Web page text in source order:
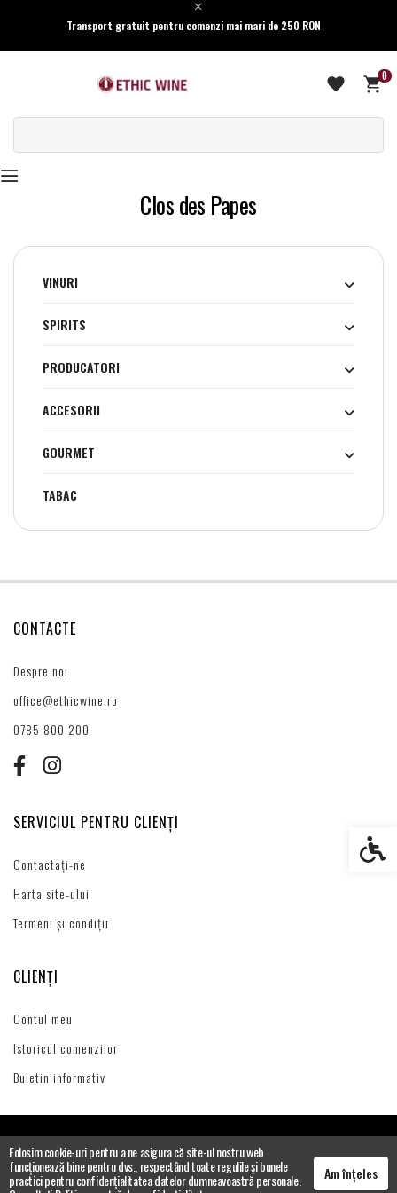
Transport gratuit pentru comenzi mai mari de 250 RON
0
Clos des Papes
VINURI
SPIRITS
PRODUCATORI
ACCESORII
GOURMET
TABAC
Folosim cookie-uri pentru a ne asigura că site-ul nostru web
funcționează bine pentru dvs., respectând toate regulile și bunele
practici pentru confidențialitatea datelor dumneavoastră personale. Am înțeles
CONTACTE
Despre noi
office@ethicwine.ro
0785 800 200
SERVICIUL PENTRU CLIENȚI
Contactați-ne
Harta site-ului
Termeni și condiții
CLIENȚI
Contul meu
Istoricul comenzilor
Buletin informativ
Setări